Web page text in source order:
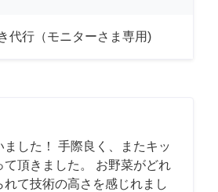
代行（モニターさま専用)
ました！ 手際良く、またキッ
て頂きました。 お野菜がどれ
れて技術の高さを感じれまし